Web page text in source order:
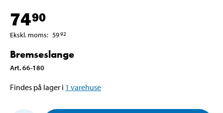
7490
Ekskl. moms: 5992
Bremseslange
Art.66-180
Findes på lager i 1 varehuse